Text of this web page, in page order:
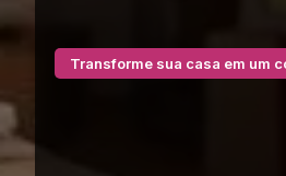
Transforme sua casa em um